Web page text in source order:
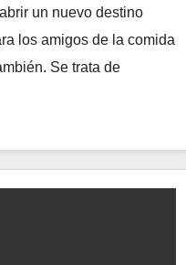
un nuevo destino
los amigos de la comida
Se trata de